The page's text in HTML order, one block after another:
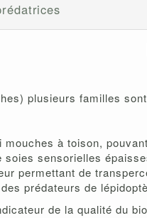
plusieurs familles
à toison,
soies sensorielles
permettant de
prédateurs de
de la qualité du